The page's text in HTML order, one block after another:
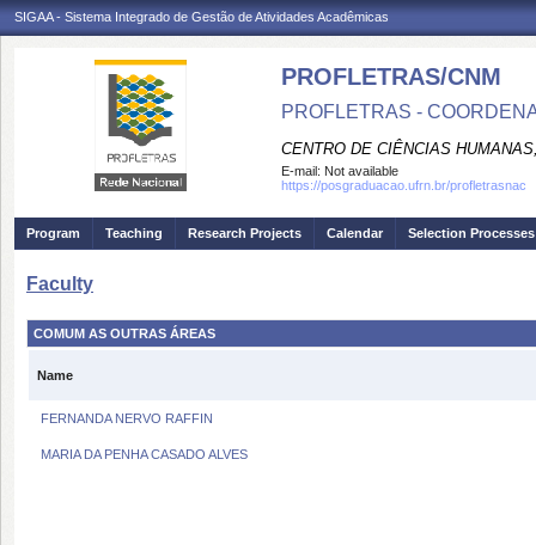
SIGAA - Sistema Integrado de Gestão de Atividades Acadêmicas
PROFLETRAS/CNM
PROFLETRAS -
CENTRO DE CIÊNCIAS
E-mail: Not available
https://posgraduacao.ufrn.br/profletrasnac
Program Teaching Research Projects Calendar Selection Processes
Faculty
COMUM AS OUTRAS ÁREAS
Name
FERNANDA NERVO RAFFIN
MARIA DA PENHA CASADO ALVES